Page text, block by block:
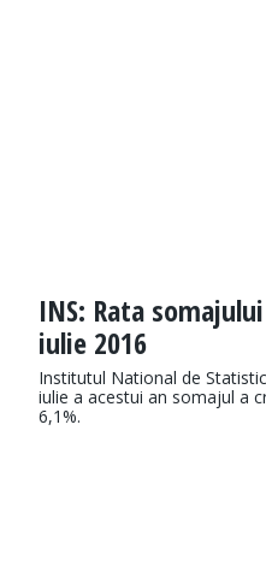
INS: Rata
iulie 2016
Institutul National de
iulie a acestui an somajul a
6,1%.